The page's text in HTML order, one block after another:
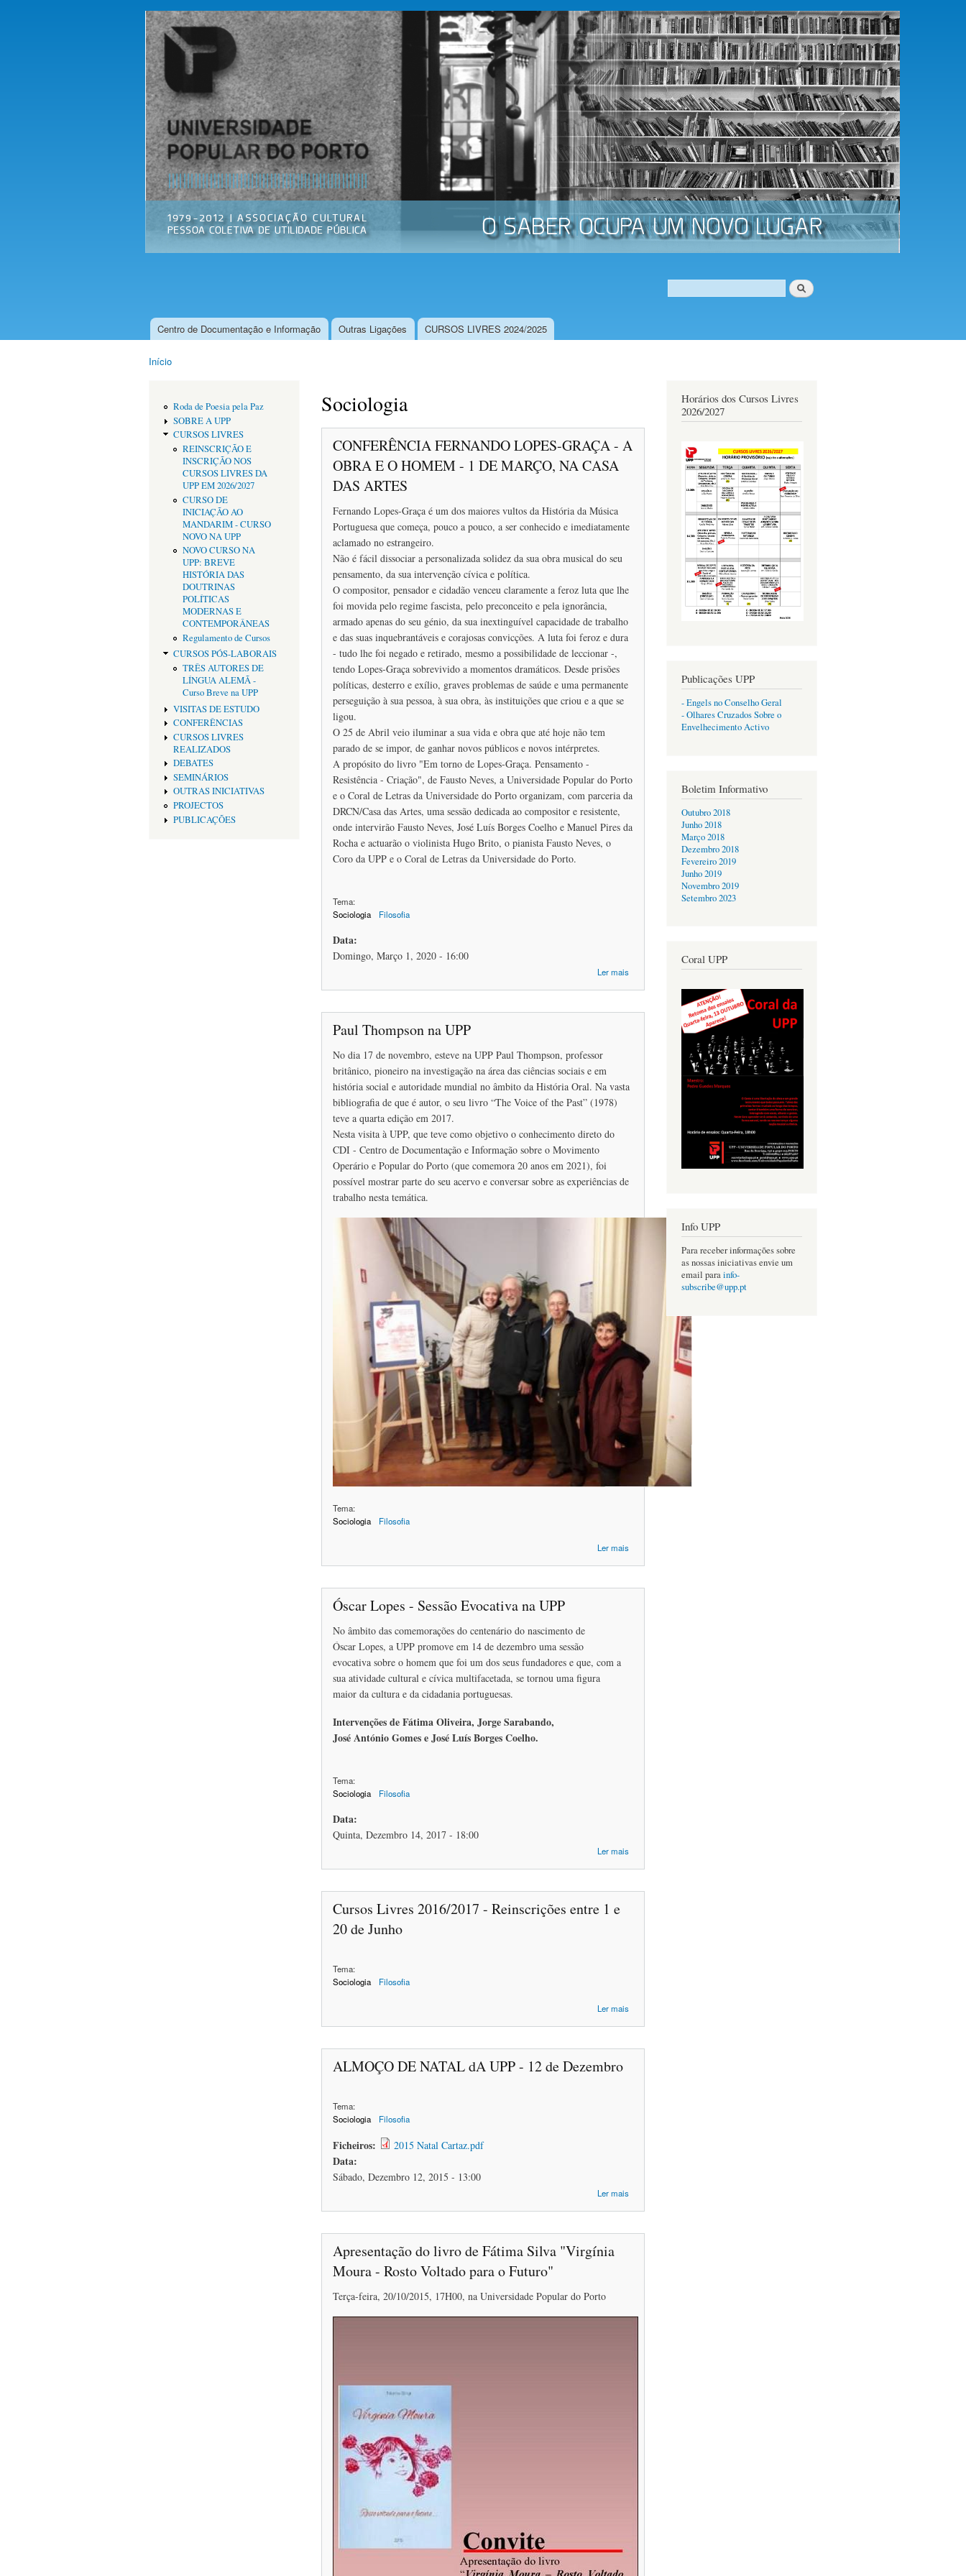
Passar
para o
conteúdo
principal
Universidade
Popular do
Porto
Associação
Cultural
Formulário de procura
Procurar
Menu principal
Centro de Documentação e Informação Outras Ligações CURSOS LIVRES 2024/2025
Início
Roda de Poesia pela Paz
SOBRE A UPP
CURSOS LIVRES
REINSCRIÇÃO E
INSCRIÇÃO NOS
CURSOS LIVRES DA
UPP EM 2026/2027
CURSO DE
INICIAÇÃO AO
MANDARIM - CURSO
NOVO NA UPP
NOVO CURSO NA
UPP: BREVE
HISTÓRIA DAS
DOUTRINAS
POLÍTICAS
MODERNAS E
CONTEMPORÂNEAS
Regulamento de Cursos
CURSOS PÓS-LABORAIS
TRÊS AUTORES DE
LÍNGUA ALEMÃ -
Curso Breve na UPP
VISITAS DE ESTUDO
CONFERÊNCIAS
CURSOS LIVRES
REALIZADOS
DEBATES
SEMINÁRIOS
OUTRAS INICIATIVAS
PROJECTOS
PUBLICAÇÕES
Sociologia
CONFERÊNCIA FERNANDO LOPES-GRAÇA - A
OBRA E O HOMEM - 1 DE MARÇO, NA CASA
DAS ARTES
Fernando Lopes-Graça é um dos maiores vultos da História da Música
Portuguesa que começa, pouco a pouco, a ser conhecido e imediatamente
aclamado no estrangeiro.
Não é fácil dissociar a personalizada solidez da sua obra musical do seu
pensamento, da sua intervenção cívica e política.
O compositor, pensador e cidadão venceu claramente a feroz luta que lhe
foi movida pelo regime fascista, pelo preconceito e pela ignorância,
armado apenas do seu génio, da sua inextinguível capacidade de trabalho
e das suas inquebrantáveis e corajosas convicções. A luta foi feroz e dura
- tudo lhe foi negado e retirado, mesmo a possibilidade de leccionar -,
tendo Lopes-Graça sobrevivido a momentos dramáticos. Desde prisões
políticas, desterro e exílio, graves problemas de saúde e uma permanente
perseguição à sua pessoa, à sua obra, às instituições que criou e a que se
ligou.
O 25 de Abril veio iluminar a sua vida e obra que até hoje não tem
parado de se impor, de ganhar novos públicos e novos intérpretes.
A propósito do livro "Em torno de Lopes-Graça. Pensamento -
Resistência - Criação", de Fausto Neves, a Universidade Popular do Porto
e o Coral de Letras da Universidade do Porto organizam, com parceria da
DRCN/Casa das Artes, uma sessão dedicada ao compositor e resistente,
onde intervirão Fausto Neves, José Luís Borges Coelho e Manuel Pires da
Rocha e actuarão o violinista Hugo Brito, o pianista Fausto Neves, o
Coro da UPP e o Coral de Letras da Universidade do Porto.
Tema:
Sociologia
Filosofia
Data:
Domingo, Março 1, 2020 - 16:00
Ler mais
acerca de
FERNANDO
LOPES-
GRAÇA - A
OBRA E O
ARTES
Paul Thompson na UPP
No dia 17 de novembro, esteve na UPP Paul Thompson, professor
britânico, pioneiro na investigação na área das ciências sociais e em
história social e autoridade mundial no âmbito da História Oral. Na vasta
bibliografia de que é autor, o seu livro “The Voice of the Past” (1978)
teve a quarta edição em 2017.
Nesta visita à UPP, que teve como objetivo o conhecimento direto do
CDI - Centro de Documentação e Informação sobre o Movimento
Operário e Popular do Porto (que comemora 20 anos em 2021), foi
possível mostrar parte do seu acervo e conversar sobre as experiências de
trabalho nesta temática.
Tema:
Sociologia
Filosofia
Ler mais
Thompson
Óscar Lopes - Sessão Evocativa na UPP
No âmbito das comemorações do centenário do nascimento de
Óscar Lopes, a UPP promove em 14 de dezembro uma sessão
evocativa sobre o homem que foi um dos seus fundadores e que, com a
sua atividade cultural e cívica multifacetada, se tornou uma figura
maior da cultura e da cidadania portuguesas.
Intervenções de Fátima Oliveira, Jorge Sarabando,
José António Gomes e José Luís Borges Coelho.
Tema:
Sociologia
Filosofia
Data:
Quinta, Dezembro 14, 2017 - 18:00
Ler mais
Lopes -
Cursos Livres 2016/2017 - Reinscrições entre 1 e
20 de Junho
Tema:
Sociologia
Filosofia
Ler mais
ALMOÇO DE NATAL dA UPP - 12 de Dezembro
Tema:
Sociologia
Filosofia
Ficheiros: 2015 Natal Cartaz.pdf
Data:
Sábado, Dezembro 12, 2015 - 13:00
Ler mais
Apresentação do livro de Fátima Silva "Virgínia
Moura - Rosto Voltado para o Futuro"
Terça-feira, 20/10/2015, 17H00, na Universidade Popular do Porto
Horários dos Cursos Livres
2026/2027
Publicações UPP
- Engels no Conselho Geral
- Olhares Cruzados Sobre o
Envelhecimento Activo
Boletim Informativo
Outubro 2018
Junho 2018
Março 2018
Dezembro 2018
Fevereiro 2019
Junho 2019
Novembro 2019
Setembro 2023
Coral UPP
Info UPP
Para receber informações sobre
as nossas iniciativas envie um
email parainfo-
subscribe@upp.pt